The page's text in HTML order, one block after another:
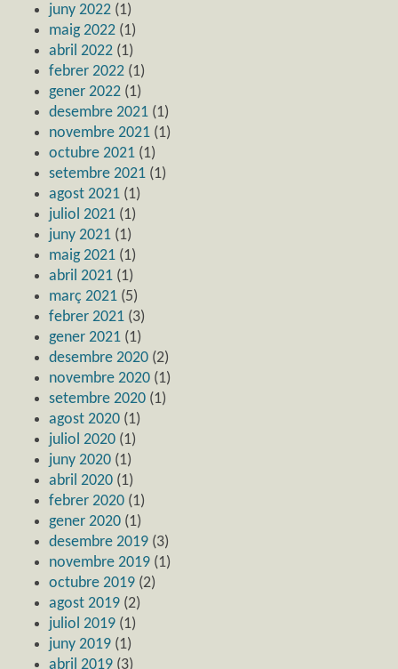
juny 2022 (1)
maig 2022 (1)
abril 2022 (1)
febrer 2022 (1)
gener 2022 (1)
desembre 2021 (1)
novembre 2021 (1)
octubre 2021 (1)
setembre 2021 (1)
agost 2021 (1)
juliol 2021 (1)
juny 2021 (1)
maig 2021 (1)
abril 2021 (1)
març 2021 (5)
febrer 2021 (3)
gener 2021 (1)
desembre 2020 (2)
novembre 2020 (1)
setembre 2020 (1)
agost 2020 (1)
juliol 2020 (1)
juny 2020 (1)
abril 2020 (1)
febrer 2020 (1)
gener 2020 (1)
desembre 2019 (3)
novembre 2019 (1)
octubre 2019 (2)
agost 2019 (2)
juliol 2019 (1)
juny 2019 (1)
abril 2019 (3)